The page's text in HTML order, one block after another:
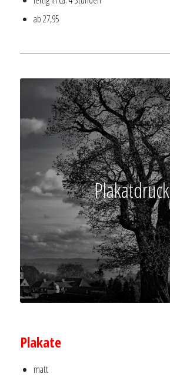
ab 27,95
Plakatdruck
Plakate
matt